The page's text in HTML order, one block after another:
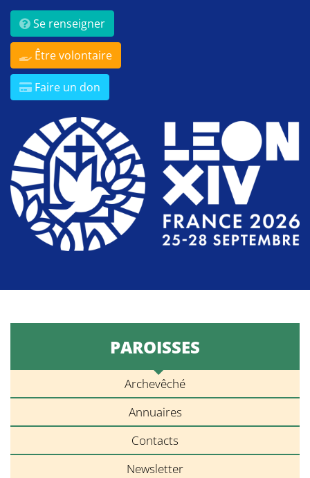
Se renseigner
Être volontaire
Faire un don
PAROISSES
Archevêché
Annuaires
Contacts
Newsletter